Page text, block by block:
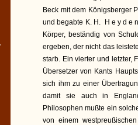
Beck mit dem Königsberger
und begabte K. H.
Körper, beständig von
ergeben, der nicht das
starb. Ein vierter und letzter,
Übersetzer von Kants
sich ihm zu einer
damit sie auch in
Philosophen mußte ein
von einem